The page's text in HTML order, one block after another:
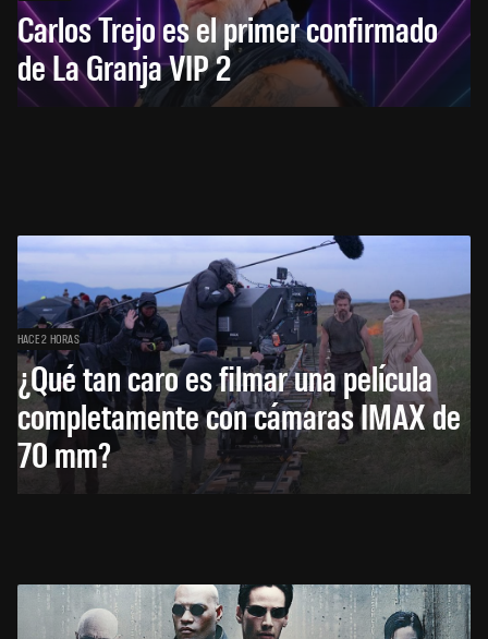
Carlos Trejo es el primer confirmado
de La Granja VIP 2
HACE 2 HORAS
¿Qué tan caro es filmar una película
completamente con cámaras IMAX de
70 mm?